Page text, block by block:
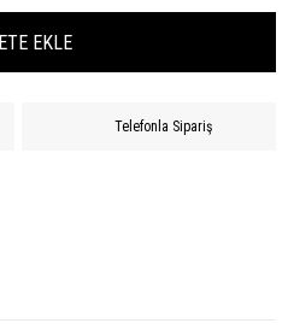
Telefonla Sipariş